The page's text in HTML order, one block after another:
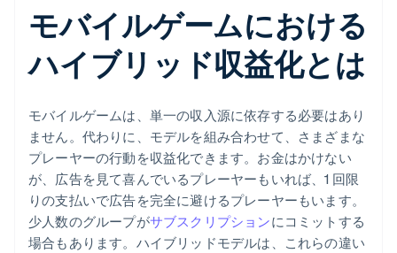
モバイルゲームにおける
ハイブリッド収益化とは
モバイルゲームは、単一の収入源に依存する必要はあり
ません。代わりに、モデルを組み合わせて、さまざまな
プレーヤーの行動を収益化できます。お金はかけない
が、広告を見て喜んでいるプレーヤーもいれば、1 回限
りの支払いで広告を完全に避けるプレーヤーもいます。
少人数のグループがサブスクリプションにコミットする
場合もあります。ハイブリッドモデルは、これらの違い